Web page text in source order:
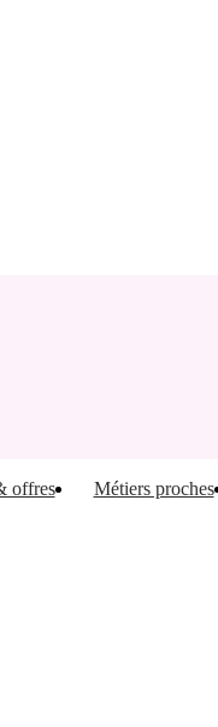
offres Métiers proches